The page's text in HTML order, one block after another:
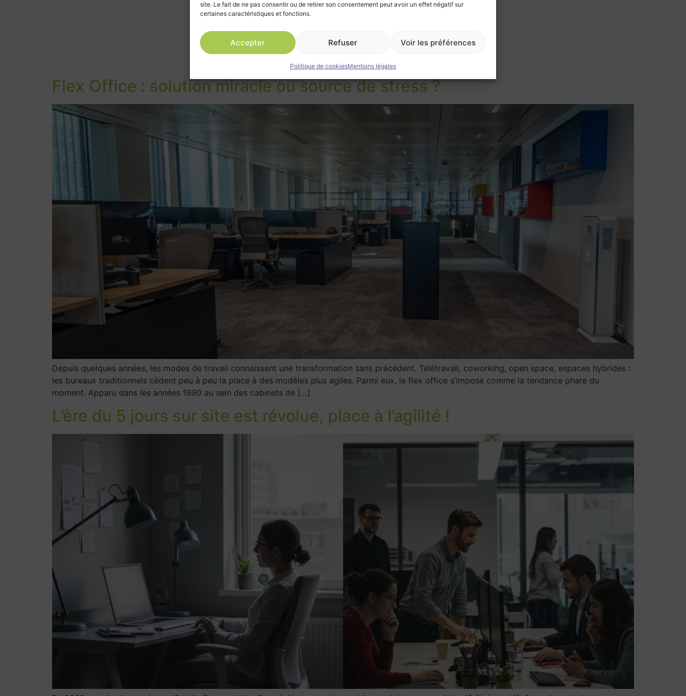
site. Le fait de ne pas consentir ou de retirer son consentement peut avoir un effet négatif sur
certaines caractéristiques et fonctions.
Accepter Refuser Voir les préférences
Politique de cookiesMentions légales
Flex Office : solution miracle ou source de stress ?
Depuis quelques années, les modes de travail connaissent une transformation sans précédent. Télétravail, coworking, open space, espaces hybrides :
les bureaux traditionnels cèdent peu à peu la place à des modèles plus agiles. Parmi eux, le flex office s’impose comme la tendance phare du
moment. Apparu dans les années 1990 au sein des cabinets de […]
L’ère du 5 jours sur site est révolue, place à l’agilité !